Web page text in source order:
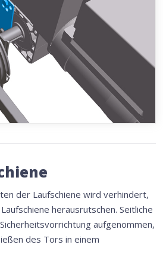
der Laufschiene wird verhindert,
herausrutschen. Seitliche
aufgenommen,
des Tors in einem